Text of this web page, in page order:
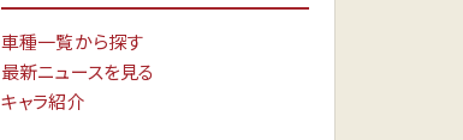
車種一覧から探す
最新ニュースを見る
キャラ紹介